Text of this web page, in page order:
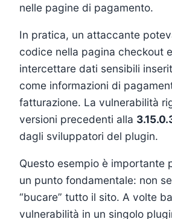
nelle pagine di pagamento.
In pratica, un attaccante
codice nella pagina checkout
intercettare dati sensibili
come informazioni di
fatturazione. La vulnerabilità
versioni precedenti alla
dagli sviluppatori del plugin.
Questo esempio è importante
un punto fondamentale: non
“bucare” tutto il sito. A volte
vulnerabilità in un singolo